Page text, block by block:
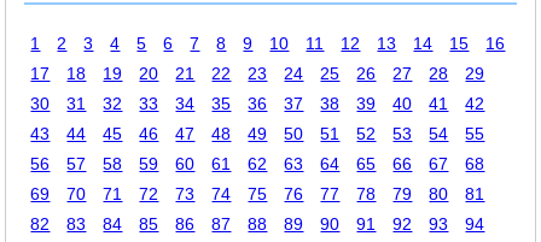
1 2 3 4 5 6 7 8 9 10 11 12 13 14 15
16
17
18 19 20 21 22 23 24 25 26 27 28
29
30
31 32 33 34 35 36 37 38 39 40 41
42
43
44 45 46 47 48 49 50 51 52 53 54
55
56
57 58 59 60 61 62 63 64 65 66 67
68
69
70 71 72 73 74 75 76 77 78 79 80
81
82
83 84 85 86 87 88 89 90 91 92 93
94